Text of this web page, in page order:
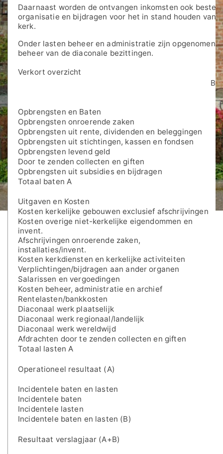
Daarnaast worden de ontvangen inkomsten ook
organisatie en bijdragen voor het in stand houden van
kerk.
Onder lasten beheer en administratie zijn opgenomen
beheer van de diaconale bezittingen.
Verkort overzicht
Opbrengsten en Baten
Opbrengsten onroerende zaken
Opbrengsten uit rente, dividenden en beleggingen
Opbrengsten uit stichtingen, kassen en fondsen
Opbrengsten levend geld
Door te zenden collecten en giften
Opbrengsten uit subsidies en bijdragen
Totaal baten A
Uitgaven en Kosten
Kosten kerkelijke gebouwen exclusief afschrijvingen
Kosten overige niet-kerkelijke eigendommen en
invent.
Afschrijvingen onroerende zaken,
installaties/invent.
Kosten kerkdiensten en kerkelijke activiteiten
Verplichtingen/bijdragen aan ander organen
Salarissen en vergoedingen
Kosten beheer, administratie en archief
Rentelasten/bankkosten
Diaconaal werk plaatselijk
Diaconaal werk regionaal/landelijk
Diaconaal werk wereldwijd
Afdrachten door te zenden collecten en giften
Totaal lasten A
Operationeel resultaat (A)
Incidentele baten en lasten
Incidentele baten
Incidentele lasten
Incidentele baten en lasten (B)
Resultaat verslagjaar (A+B)